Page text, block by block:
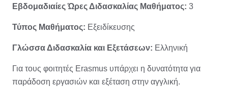
Εβδομαδιαίες Ώρες Διδασκαλίας Μαθήματος: 3
Τύπος Μαθήματος: Εξειδίκευσης
Γλώσσα Διδασκαλία και Εξετάσεων: Ελληνική
Για τους φοιτητές Erasmus υπάρχει η δυνατότητα για
παράδοση εργασιών και εξέταση στην αγγλική.